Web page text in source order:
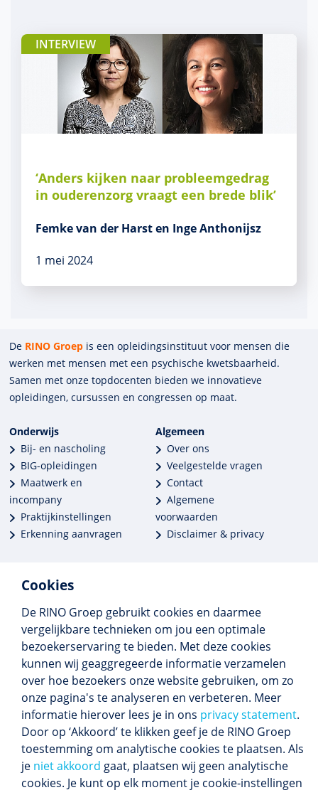
Cookies
De RINO Groep gebruikt cookies en daarmee
vergelijkbare technieken om jou een optimale
bezoekerservaring te bieden. Met deze cookies
kunnen wij geaggregeerde informatie verzamelen
over hoe bezoekers onze website gebruiken, om zo
onze pagina's te analyseren en verbeteren. Meer
informatie hierover lees je in ons privacy statement.
Door op ‘Akkoord’ te klikken geef je de RINO Groep
toestemming om analytische cookies te plaatsen. Als
je niet akkoord gaat, plaatsen wij geen analytische
cookies. Je kunt op elk moment je cookie-instellingen
INTERVIEW
‘Anders kijken naar probleemgedrag
in ouderenzorg vraagt een brede blik’
Femke van der Harst en Inge Anthonijsz
1 mei 2024
De RINO Groep is een opleidings­insti­tuut voor mensen die
werken met mensen met een psychische kwets­baar­heid.
Samen met onze top­docenten bieden we innova­tieve
opleidingen, cursussen en congres­sen op maat.
Onderwijs
Bij- en nascholing
BIG-opleidingen
Maatwerk en
incompany
Praktijkinstellingen
Erkenning aanvragen
Algemeen
Over ons
Veelgestelde vragen
Contact
Algemene
voorwaarden
Disclaimer & privacy
Meer dan 250 opleidingen
Alle BIG-opleidingen in huis
Cedeo-erkend en CRKBO-geregistreerd
Gemiddelde beoordeling 8,4
Volg ons
Blijf op de hoogte van het (nieuwe) scholings­
aanbod en ons laatste nieuws.